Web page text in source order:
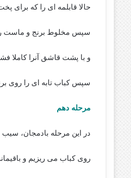
حالا قابلمه ای را که برای
سپس مخلوط برنج و ماست
و با پشت قاشق آنرا کاملا
سپس کباب تابه ای را روی
مرحله دهم
در این مرحله بادمجان،
روی کباب می ریزیم و